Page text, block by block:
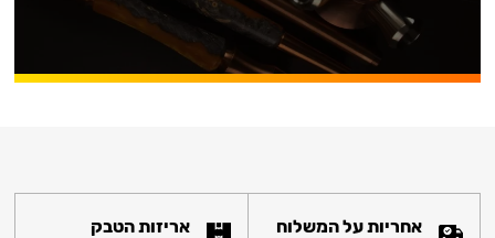
אחריות על המשלוח אריזות הטבק